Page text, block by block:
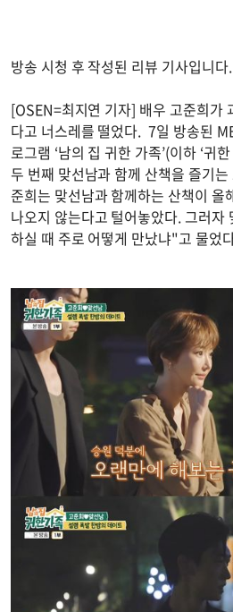
방송 시청 후 작성된 리뷰 기사입니다.
[OSEN=최지연 기자] 배우 고준희가
다고 너스레를 떨었다. 7일 방송된
로그램 ‘남의 집 귀한 가족’(이하 ‘귀
두 번째 맞선남과 함께 산책을 즐기
준희는 맞선남과 함께하는 산책이 올
나오지 않는다고 털어놓았다. 그러
하실 때 주로 어떻게 만났냐"고 물었